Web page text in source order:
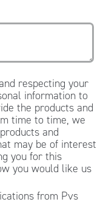
respecting your
information to
the products and
time to time, we
and
may be of interest
you for this
you would like us
from Pvs